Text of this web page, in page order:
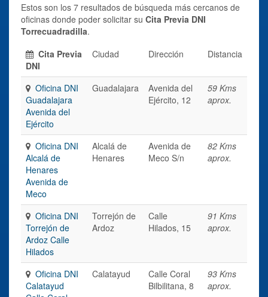
Estos son los 7 resultados de búsqueda más cercanos de
oficinas donde poder solicitar su Cita Previa DNI
Torrecuadradilla.
Cita Previa
DNI
Ciudad Dirección Distancia
Oficina DNI
Guadalajara
Avenida del
Ejército
Guadalajara
Avenida del
Ejército, 12
59 Kms
aprox.
Oficina DNI
Alcalá de
Henares
Avenida de
Meco
Alcalá de
Henares
Avenida de
Meco S/n
82 Kms
aprox.
Oficina DNI
Torrejón de
Ardoz Calle
Hilados
Torrejón de
Ardoz
Calle
Hilados, 15
91 Kms
aprox.
Oficina DNI
Calatayud
Calatayud
Calle Coral
Bilbilitana, 8
93 Kms
aprox.